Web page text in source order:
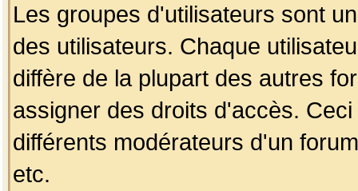
Les groupes d'utilisateurs sont
des utilisateurs. Chaque
diffère de la plupart des autres
assigner des droits d'accès.
différents modérateurs d'un
etc.